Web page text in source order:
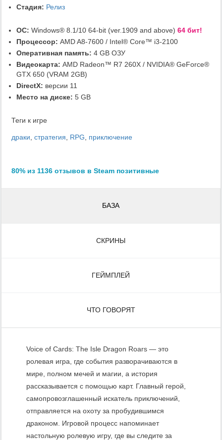
Стадия: Релиз
ОС: Windows® 8.1/10 64-bit (ver.1909 and above) 64 бит!
Процессор: AMD A8-7600 / Intel® Core™ i3-2100
Оперативная память: 4 GB ОЗУ
Видеокарта: AMD Radeon™ R7 260X / NVIDIA® GeForce®
GTX 650 (VRAM 2GB)
DirectX: версии 11
Место на диске: 5 GB
Теги к игре
драки стратегия RPG приключение
80% из 1136 отзывов в Steam позитивные
БАЗА
СКРИНЫ
ГЕЙМПЛЕЙ
ЧТО ГОВОРЯТ
Voice of Cards: The Isle Dragon Roars — это
ролевая игра, где события разворачиваются в
мире, полном мечей и магии, а история
рассказывается с помощью карт. Главный герой,
самопровозглашенный искатель приключений,
отправляется на охоту за пробудившимся
драконом. Игровой процесс напоминает
настольную ролевую игру, где вы следите за